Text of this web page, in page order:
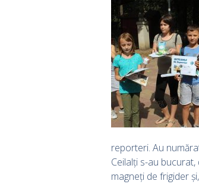
reporteri. Au
Ceilalți s-au
magneți de frigider